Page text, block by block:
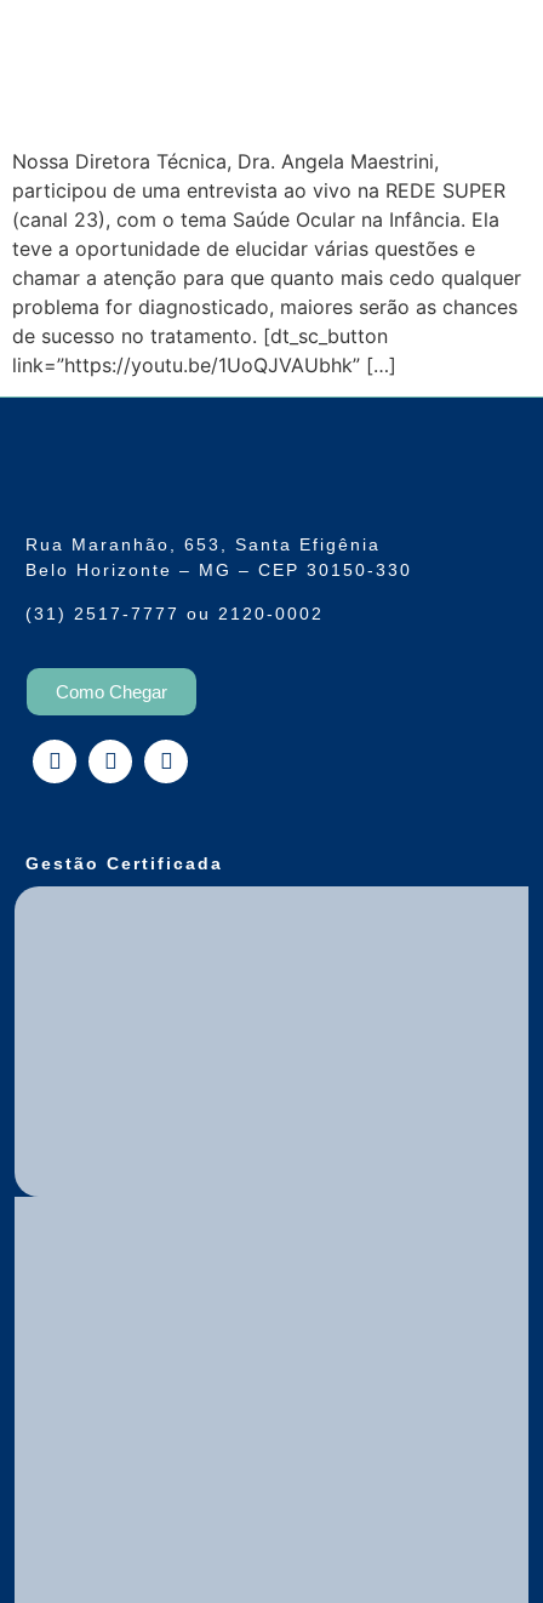
Nossa Diretora Técnica, Dra. Angela Maestrini,
participou de uma entrevista ao vivo na REDE SUPER
(canal 23), com o tema Saúde Ocular na Infância. Ela
teve a oportunidade de elucidar várias questões e
chamar a atenção para que quanto mais cedo qualquer
problema for diagnosticado, maiores serão as chances
de sucesso no tratamento. [dt_sc_button
link=”https://youtu.be/1UoQJVAUbhk” […]
Rua Maranhão, 653, Santa Efigênia
Belo Horizonte – MG – CEP 30150-330
(31) 2517-7777 ou 2120-0002
Como Chegar
Gestão Certificada